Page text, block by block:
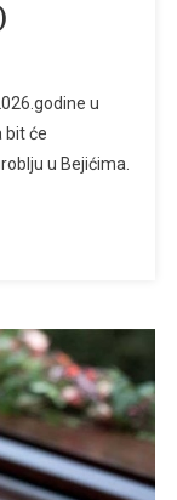
u
bit će
u Bejićima.